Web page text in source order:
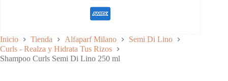
Packaging sostenible:
Inicio Tienda Alfaparf Milano
Semi Di Lino
Curls - Realza y Hidrata Tus Rizos
Shampoo Curls Semi Di Lino 250 ml